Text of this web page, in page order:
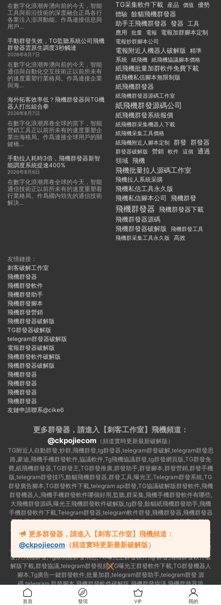
在數字化浪潮奔湧向前的今天，智能
工具與前沿技術的深度融合正爲各行
各業注入澎湃動能。作爲連接信息與
用戶...
手動群發失效，TG監聽系統公司飛機
群發器雲原生調度3秒觸達
2026年8月7日
在數字化浪潮奔湧向前的今天，智能
通信與自動化交互技術正以前所未有
的速度重塑行業格局。作爲連接企業
與海...
海外拓客效率低？飛機群發器與TG機
器人打出組合拳
2026年8月7日
在數字化浪潮席卷全球的當下，智能
營銷工具正以前所未有的速度重塑企
業出海格局。作爲連接全球用戶的關
鍵橋...
手動拉人耗時3倍，飛機群發器新智
能調度系統提速400%
2026年8月6日
在數字化浪潮席卷全球的今天，智能
通信技術正以前所未有的速度重塑着
行業格局。作爲國内領先的通信技術
解決...
TG采集軟件下載 産品 價值 優勢
體驗 餘貓飛機群發器
助手王飛機群發器 發器 工具
應用
批量 電報 電報加群腳本定制
電報炒群腳本公司
電報附近人機器人破解版 精準
系統 紙飛機 紙飛機協議腳本價格
紙飛機批量加群軟件免費下載
紙飛機私信腳本無限制版
紙飛機群發器
紙飛機群發器源碼工作室
紙飛機群發源碼公司
紙飛機群發系統報價
紙飛機群采集機器人下載
紙飛機采集工具價格
紙飛機附近人腳本定制
群發 群發器
群發器破解版 營銷 軟件 這個
通過
領域 飛機
飛機批量拉人源碼工作室
飛機拉人系統采購
飛機私信工具永久版
飛機私信腳本公司
飛機群發
飛機群發器 飛機群發器下載
飛機群發器源碼
飛機群發器破解版
飛機群發工具
飛機群采集工具永久版
高效
友情鏈接：
刺客破解工作室
飛機群發器
飛機群發軟件
飛機群發助手
飛機群發腳本
飛機群發營銷
飛機群發器破解版
TG群發器破解版
telegram群發器破解版
電報群發器破解版
飛機群發軟件破解版
飛機群發器破解版
飛機群發器
飛機群發器
飛機群發器
飛機群發器
友鏈申請聯系@cike6
更多群發器，請進入【刺客工作室】 飛機頻道：
@ckpojiecom （頻道實時更新最新破解版）
TG附近人自動群發,炒群,飛機群發,tg群發器,telegram群發破解,telegram群發思
路,豪迪,飛機手機群發軟件,協議軟件,Tg飛機協議群發,tg群發網頁版,TG群發免
費,紙飛機群發器,TG群發王,TG群發推廣,群發助手,群發腳本,群發營銷,群發手機
版,telegram群發技巧,餘貓飛機群發器,群發工具,曝光王,Telegram群發系統,TG
群發廣告腳本,TG群發軟件下載,telegram api群發,TG協議破解版群發軟件,飛機
群發機器人,飛機手機群發軟件哪個好用,監聽,群采集,飛機手機群發軟件有哪些,
大飛機群發源碼,曝光王飛機群發軟件破解版,tg群發,餘貓紙飛機群發助手,飛機
手機群發軟件下載,Telegram群發器,telegram軟件群發,飛機群發器,飛機群發器
下載,飛機群發器破解版,拉人助手,telegram群發工具,telegram 群發言,加群軟
件,Telegram怎麽群發,協議号注冊機,TG機器人群發消息,群發軟件,tg群發器免
費版,私信軟件,tg群發廣告,telegram群發規則,telegram群發,telegram 群發,拉
人軟件,telegram批量群發,群發器破解版,曝光王飛機群發軟件,telegram自動群
發,大飛機群發,Tg限制組群發消息,TG曝光王群發軟件,tg 群發,飛機群發軟件破
解版下載,群發協議,telegram群發視頻,TG曝光王群發軟件下載,TG群發機器人
腳本,Tg廣告一鍵群發軟件,批量加群,telegram群發助手,telegram群發 源
碼,telegram 群發腳本,飛機群發軟件破解版,飛機群發協議,飛機群發器源
碼,telegram 群發工具,如何群發telegram,TG群發器
首頁 發現 VIP 我的
更多群發器，請進入【刺客工作室】飛機頻道：
@ckpojiecom （頻道實時更新最新破解版）